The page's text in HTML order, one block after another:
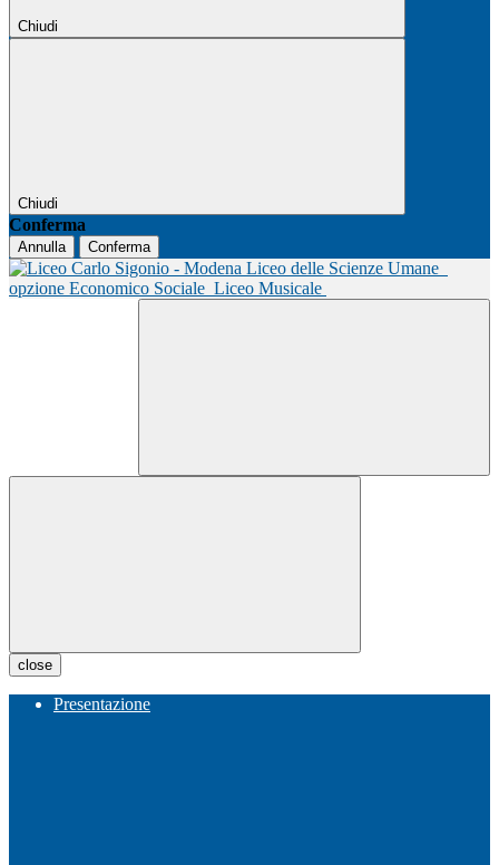
Chiudi
Chiudi
Conferma
Annulla Conferma
Liceo delle Scienze Umane
opzione Economico Sociale Liceo Musicale
close
Presentazione